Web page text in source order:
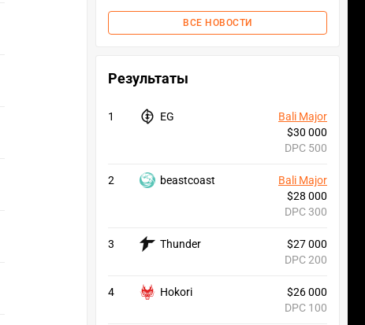
ВСЕ НОВОСТИ
Результаты
1 EG
Bali Major
$30 000
DPC 500
2 beastcoast
Bali Major
$28 000
DPC 300
3 Thunder
$27 000
DPC 200
4 Hokori
$26 000
DPC 100